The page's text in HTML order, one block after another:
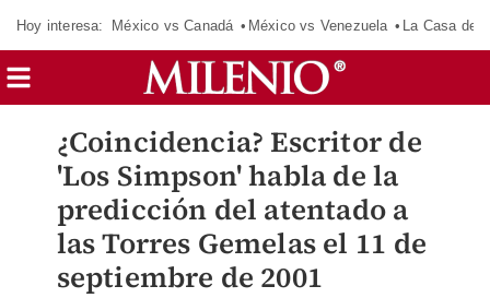
Hoy interesa: México vs Canadá México vs Venezuela La Casa de
¿Coincidencia? Escritor de
'Los Simpson' habla de la
predicción del atentado a
las Torres Gemelas el 11 de
septiembre de 2001